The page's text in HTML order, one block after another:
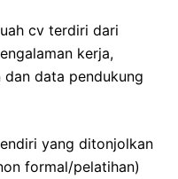
cv terdiri dari
kerja,
data pendukung
yang ditonjolkan
formal/pelatihan)